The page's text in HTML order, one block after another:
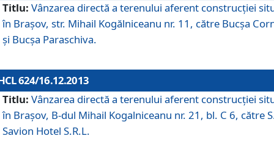
Titlu: Vânzarea directă a terenului aferent construcţiei
în Braşov, str. Mihail Kogălniceanu nr. 11, către Bucşa
şi Bucşa Paraschiva.
624/16.12.2013
Titlu: Vânzarea directă a terenului aferent construcţiei
în Braşov, B-dul Mihail Kogalniceanu nr. 21, bl. C 6, către
Savion Hotel S.R.L.